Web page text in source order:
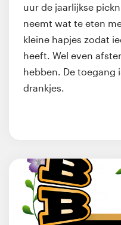
uur de jaarlijkse
neemt wat te eten
kleine hapjes zodat
heeft. Wel even
hebben. De toegang
drankjes.